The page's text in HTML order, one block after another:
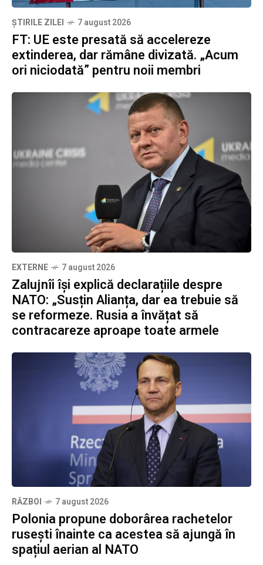
ȘTIRILE ZILEI 7 august 2026
FT: UE este presată să accelereze
extinderea, dar rămâne divizată. „Acum
ori niciodată” pentru noii membri
EXTERNE 7 august 2026
Zalujnîi își explică declarațiile despre
NATO: „Susțin Alianța, dar ea trebuie să
se reformeze. Rusia a învățat să
contracareze aproape toate armele
RĂZBOI 7 august 2026
Polonia propune doborârea rachetelor
rusești înainte ca acestea să ajungă în
spațiul aerian al NATO